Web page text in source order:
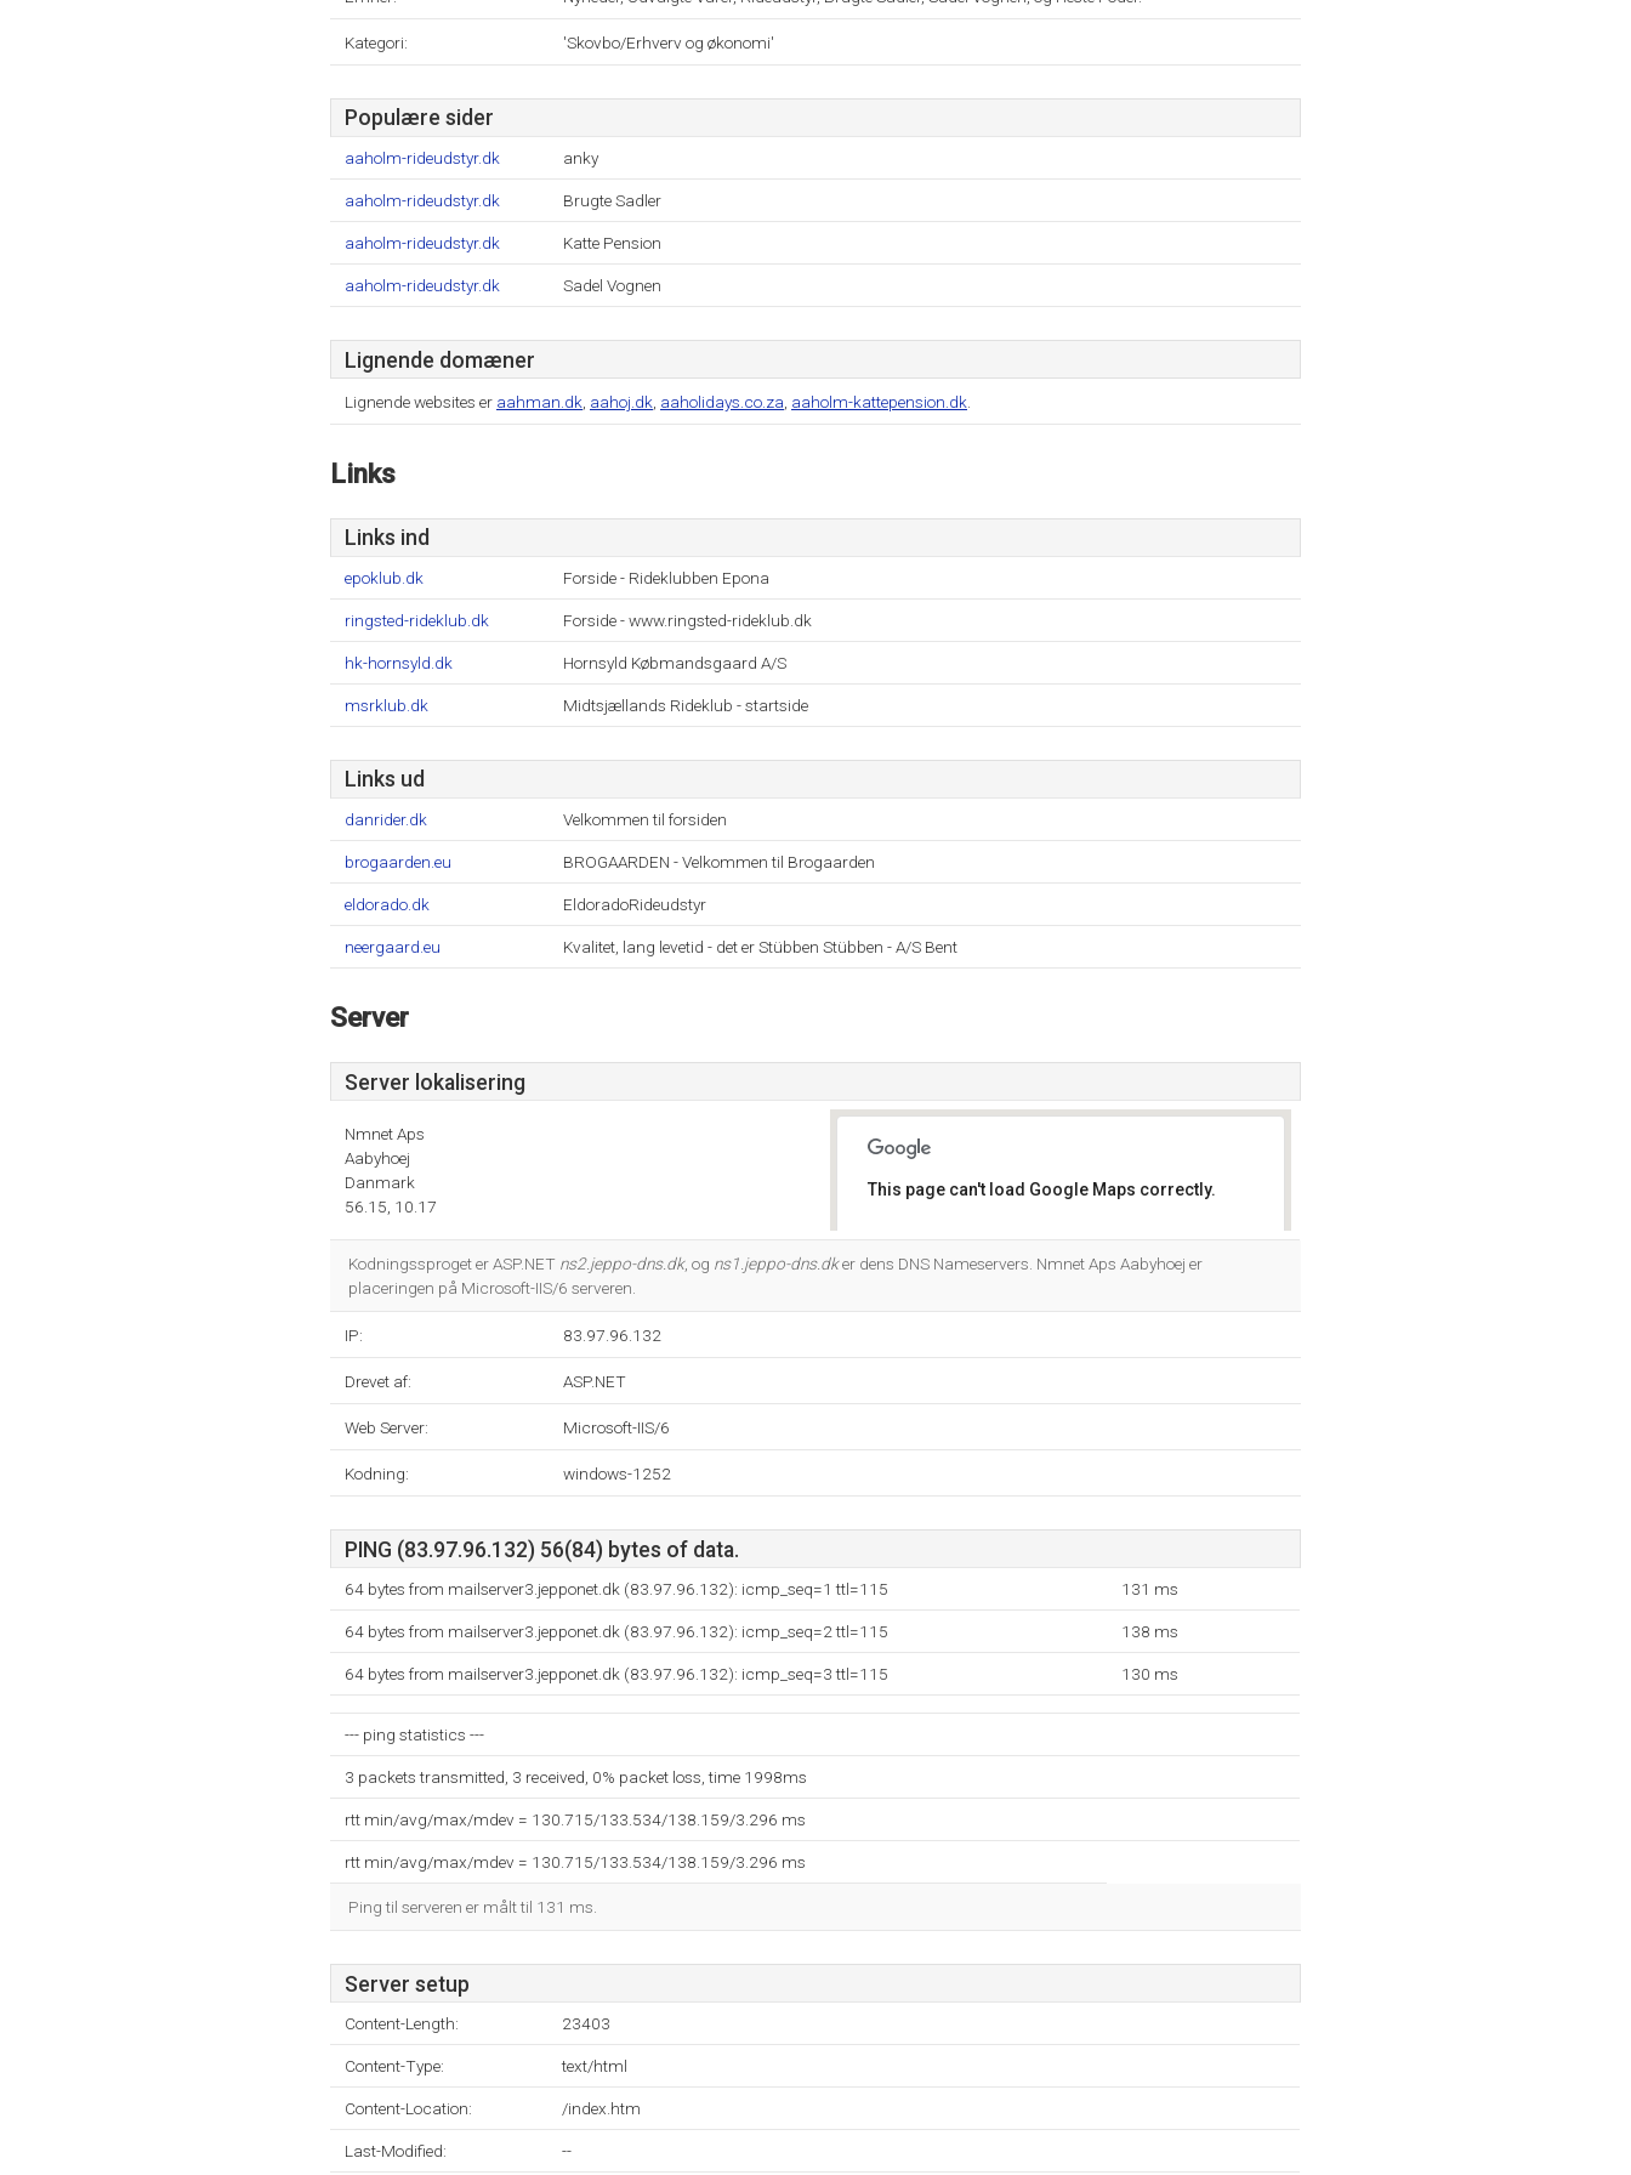
Kategori: 'Skovbo/Erhverv og økonomi'
Populære sider
aaholm-rideudstyr.dk anky
aaholm-rideudstyr.dk Brugte Sadler
aaholm-rideudstyr.dk Katte Pension
aaholm-rideudstyr.dk Sadel Vognen
Lignende domæner
Lignende websites er aahman.dk aahoj.dk aaholidays.co.za aaholm-kattepension.dk
Links
Links ind
epoklub.dk Forside - Rideklubben Epona
ringsted-rideklub.dk Forside - www.ringsted-rideklub.dk
hk-hornsyld.dk Hornsyld Købmandsgaard A/S
msrklub.dk Midtsjællands Rideklub - startside
Links ud
danrider.dk Velkommen til forsiden
brogaarden.eu BROGAARDEN - Velkommen til Brogaarden
eldorado.dk EldoradoRideudstyr
neergaard.eu Kvalitet, lang levetid - det er Stübben Stübben - A/S Bent
Server
Server lokalisering
Nmnet Aps
Aabyhoej
Danmark
56.15, 10.17
This page can't load Google Maps correctly.
Kodningssproget er ASP.NET ns2.jeppo-dns.dk, og ns1.jeppo-dns.dker dens DNS Nameservers. Nmnet Aps Aabyhoej er
placeringen på Microsoft-IIS/6 serveren.
IP: 83.97.96.132
Drevet af: ASP.NET
Web Server: Microsoft-IIS/6
Kodning: windows-1252
PING (83.97.96.132) 56(84) bytes of data.
64 bytes from mailserver3.jepponet.dk (83.97.96.132): icmp_seq=1 ttl=115 131 ms
64 bytes from mailserver3.jepponet.dk (83.97.96.132): icmp_seq=2 ttl=115 138 ms
64 bytes from mailserver3.jepponet.dk (83.97.96.132): icmp_seq=3 ttl=115 130 ms
--- ping statistics ---
3 packets transmitted, 3 received, 0% packet loss, time 1998ms
rtt min/avg/max/mdev = 130.715/133.534/138.159/3.296 ms
rtt min/avg/max/mdev = 130.715/133.534/138.159/3.296 ms
Ping til serveren er målt til 131 ms.
Server setup
Content-Length: 23403
Content-Type: text/html
Content-Location: /index.htm
Last-Modified: --